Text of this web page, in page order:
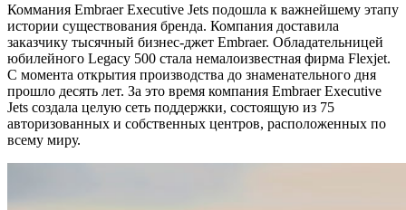
Коммания Embraer Executive Jets подошла к важнейшему этапу
истории существования бренда. Компания доставила
заказчику тысячный бизнес-джет Embraer. Обладательницей
юбилейного Legacy 500 стала немалоизвестная фирма Flexjet.
С момента открытия производства до знаменательного дня
прошло десять лет. За это время компания Embraer Executive
Jets создала целую сеть поддержки, состоящую из 75
авторизованных и собственных центров, расположенных по
всему миру.